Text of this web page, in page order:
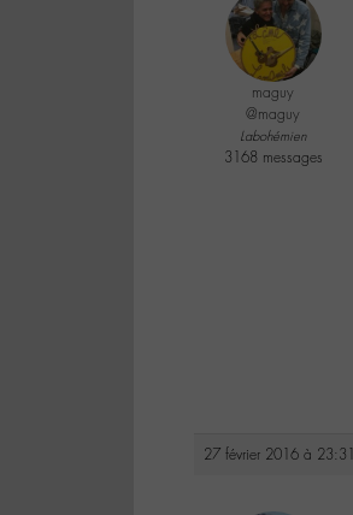
maguy
@maguy
Labohémien
3168 messages
27 février 2016 à 23:31